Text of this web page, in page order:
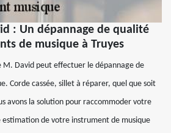
: Un dépannage de qualité
de musique à Truyes
M. David peut effectuer le dépannage de
Corde cassée, sillet à réparer, quel que soit
avons la solution pour raccommoder votre
estimation de votre instrument de musique